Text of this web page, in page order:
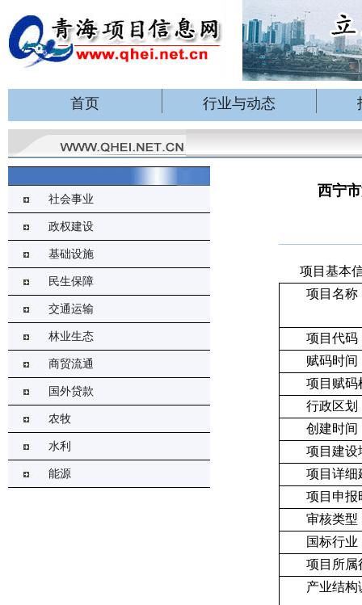
首页 行业与动态
社会事业
政权建设
基础设施
民生保障
交通运输
林业生态
商贸流通
国外贷款
农牧
水利
能源
西宁
项目基本
项目名称
项目代码
赋码时间
项目赋码
行政区划
创建时间
项目建设
项目详细
项目申报
审核类型
国标行业
项目所属
产业结构